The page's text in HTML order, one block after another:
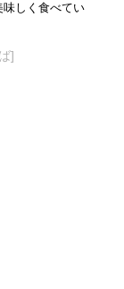
しく食べてい
]